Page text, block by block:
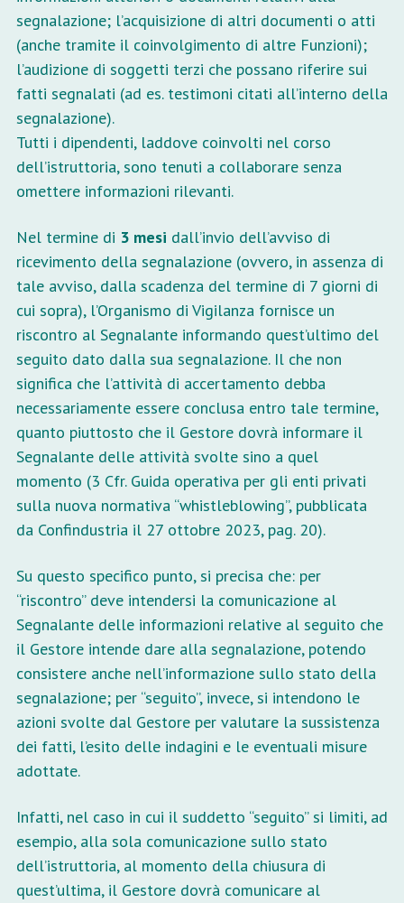
segnalazione; l’acquisizione di altri documenti o atti
(anche tramite il coinvolgimento di altre Funzioni);
l’audizione di soggetti terzi che possano riferire sui
fatti segnalati (ad es. testimoni citati all’interno della
segnalazione).
Tutti i dipendenti, laddove coinvolti nel corso
dell’istruttoria, sono tenuti a collaborare senza
omettere informazioni rilevanti.
Nel termine di 3 mesi dall’invio dell’avviso di
ricevimento della segnalazione (ovvero, in assenza di
tale avviso, dalla scadenza del termine di 7 giorni di
cui sopra), l’Organismo di Vigilanza fornisce un
riscontro al Segnalante informando quest’ultimo del
seguito dato dalla sua segnalazione. Il che non
significa che l’attività di accertamento debba
necessariamente essere conclusa entro tale termine,
quanto piuttosto che il Gestore dovrà informare il
Segnalante delle attività svolte sino a quel
momento (3 Cfr. Guida operativa per gli enti privati
sulla nuova normativa “whistleblowing”, pubblicata
da Confindustria il 27 ottobre 2023, pag. 20).
Su questo specifico punto, si precisa che: per
“riscontro” deve intendersi la comunicazione al
Segnalante delle informazioni relative al seguito che
il Gestore intende dare alla segnalazione, potendo
consistere anche nell’informazione sullo stato della
segnalazione; per “seguito”, invece, si intendono le
azioni svolte dal Gestore per valutare la sussistenza
dei fatti, l’esito delle indagini e le eventuali misure
adottate.
Infatti, nel caso in cui il suddetto “seguito” si limiti, ad
esempio, alla sola comunicazione sullo stato
dell’istruttoria, al momento della chiusura di
quest’ultima, il Gestore dovrà comunicare al